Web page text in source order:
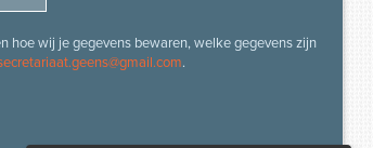
hoe wij je gegevens bewaren, welke gegevens zijn
.